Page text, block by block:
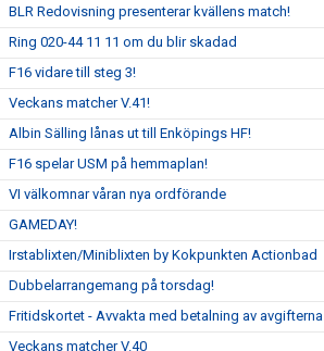
BLR Redovisning presenterar kvällens match!
Ring 020-44 11 11 om du blir skadad
F16 vidare till steg 3!
Veckans matcher V.41!
Albin Sälling lånas ut till Enköpings HF!
F16 spelar USM på hemmaplan!
VI välkomnar våran nya ordförande
GAMEDAY!
Irstablixten/Miniblixten by Kokpunkten Actionbad
Dubbelarrangemang på torsdag!
Fritidskortet - Avvakta med betalning av avgifterna
Veckans matcher V.40